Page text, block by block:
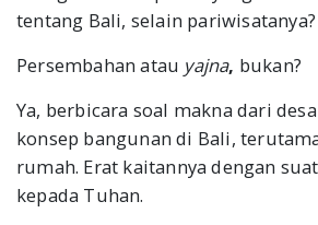
tentang Bali, selain pariwisatanya?
Persembahan atau yajna, bukan?
Ya, berbicara soal makna dari
konsep bangunan di Bali,
rumah. Erat kaitannya dengan
kepada Tuhan.